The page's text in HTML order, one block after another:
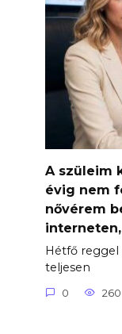
A szüleim
évig nem
nővérem
Hétfő reggel
teljesen
0 260